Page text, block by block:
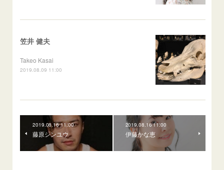
笠井 健夫
Takeo Kasai
2019.08.09 11:00
2019.08.16 11:00
藤原シンユウ
2019.08.16 11:00
伊藤かな恵